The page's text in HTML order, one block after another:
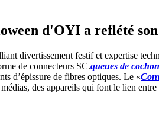
d'OYI a reflété
divertissement festif et expertise
de connecteurs SC.queues de
d’épissure de fibres optiques. Le «
des appareils qui font le lien